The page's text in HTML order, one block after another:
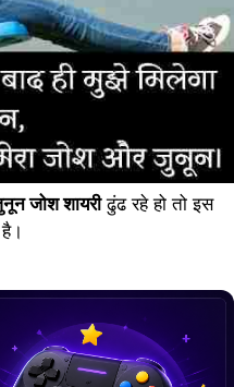
जोश शायरीढुंढ रहे हो तो इस